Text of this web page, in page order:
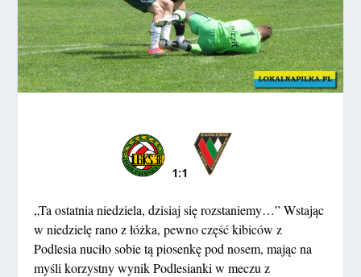
1:1
„Ta ostatnia niedziela, dzisiaj się rozstaniemy…” Wstając
w niedzielę rano z łóżka, pewno część kibiców z
Podlesia nuciło sobie tą piosenkę pod nosem, mając na
myśli korzystny wynik Podlesianki w meczu z